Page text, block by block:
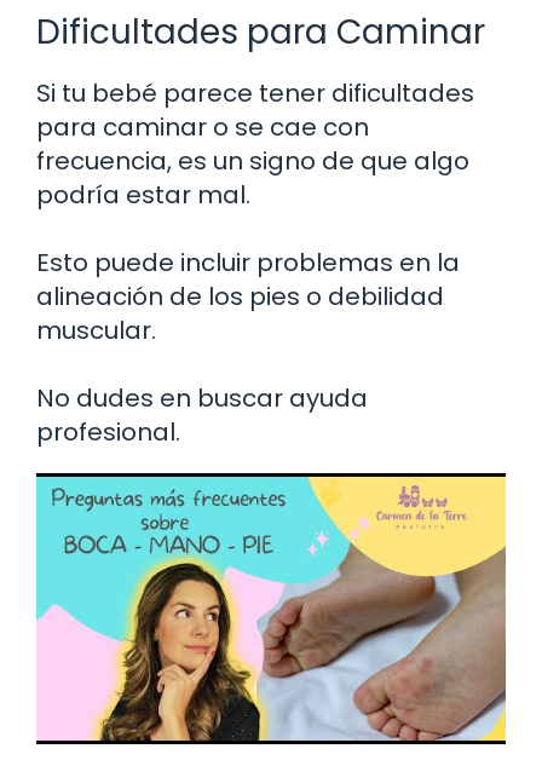
Dificultades para Caminar
Si tu bebé parece tener dificultades
para caminar o se cae con
frecuencia, es un signo de que algo
podría estar mal.
Esto puede incluir problemas en la
alineación de los pies o debilidad
muscular.
No dudes en buscar ayuda
profesional.